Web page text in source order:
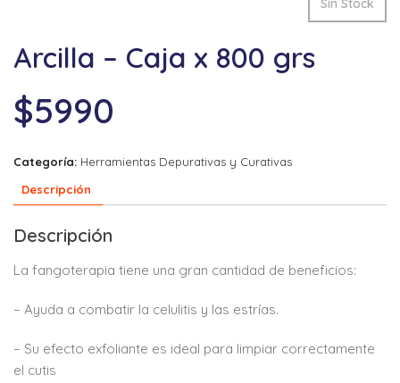
Sin Stock
Arcilla – Caja x 800 grs
$5990
Categoría: Herramientas Depurativas y Curativas
Descripción
Descripción
La fangoterapia tiene una gran cantidad de beneficios:
– Ayuda a combatir la celulitis y las estrías.
– Su efecto exfoliante es ideal para limpiar correctamente
el cutis